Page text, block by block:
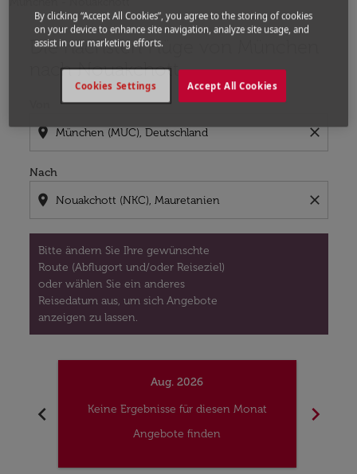
Die nächsten Flüge von München
nach Nouakchott
location_on close
Nach
location_on close
Bitte ändern Sie Ihre gewünschte
Route (Abflugort und/oder Reiseziel)
oder wählen Sie ein anderes
Reisedatum aus, um sich Angebote
anzeigen zu lassen.
Bitte ändern Sie Ihre gewünschte Route (Abflugort
chevron_left
Aug. 2026
Keine Ergebnisse für diesen Monat
Angebote finden
chevron_right
By clicking “Accept All Cookies”, you agree to the storing of cookies
on your device to enhance site navigation, analyze site usage, and
assist in our marketing efforts.
Accept All Cookies
Cookies Settings